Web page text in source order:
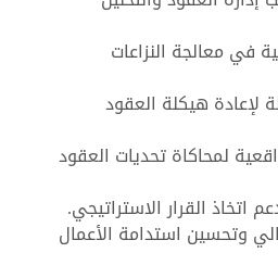
في معالجة النزاعات
لإعادة هيكلة العقود
لمحاكاة تحديات العقود
اتخاذ القرار الاستراتيجي.
وتحسين استدامة الأعمال